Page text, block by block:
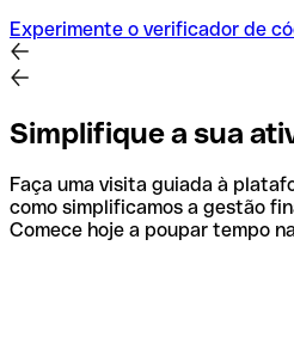
Experimente o verificador de
Simplifique a sua
Faça uma visita guiada à
como simplificamos a gestão
Comece hoje a poupar tempo